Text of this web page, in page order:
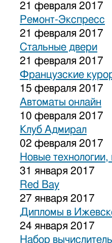
21 февраля 2017
Ремонт-Экспресс
21 февраля 2017
Стальные двери
21 февраля 2017
Французские
15 февраля 2017
Автоматы онлайн
10 февраля 2017
Клуб Адмирал
02 февраля 2017
Новые
31 января 2017
Red Bay
27 января 2017
Дипломы в
24 января 2017
Набор